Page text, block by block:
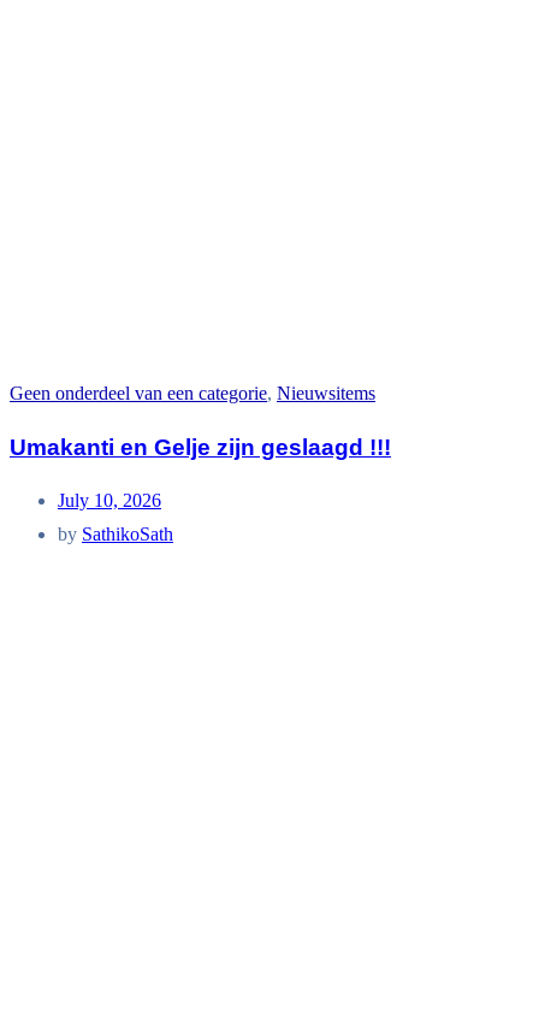
Geen onderdeel van een categorie, Nieuwsitems
Umakanti en Gelje zijn geslaagd !!!
July 10, 2026
by SathikoSath